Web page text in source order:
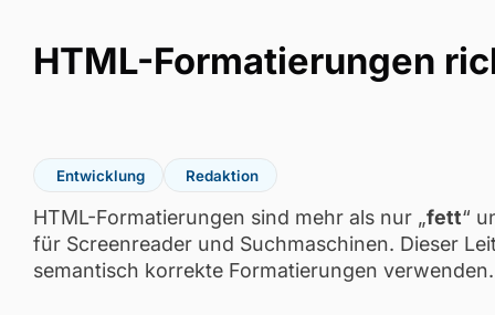
HTML-Formatierungen
Entwicklung Redaktion
HTML-Formatierungen sind mehr als nur „fett“
für Screenreader und Suchmaschinen. Dieser
semantisch korrekte Formatierungen verwenden.